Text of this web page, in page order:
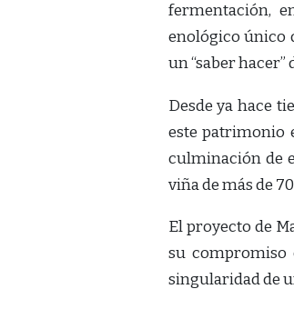
fermentación,
enológico único
un “saber
Desde ya hace
este patrimonio
culminación de
viña de más de
El proyecto de
su
singularidad de